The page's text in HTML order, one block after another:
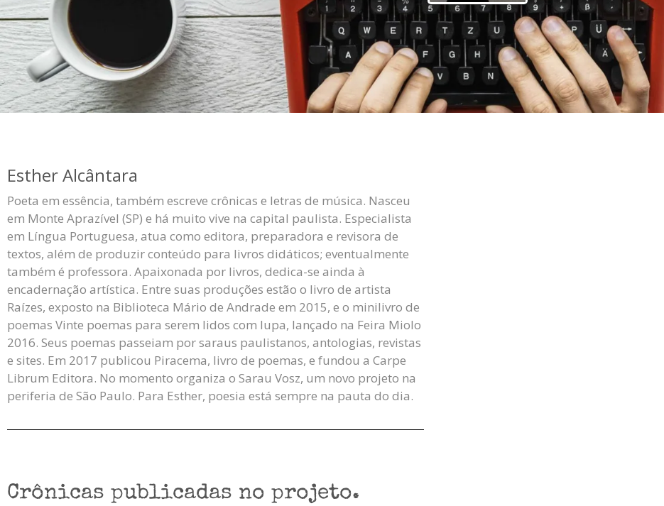
Esther Alcântara
Poeta em essência, também escreve crônicas e letras de música. Nasceu
em Monte Aprazível (SP) e há muito vive na capital paulista. Especialista
em Língua Portuguesa, atua como editora, preparadora e revisora de
textos, além de produzir conteúdo para livros didáticos; eventualmente
também é professora. Apaixonada por livros, dedica-se ainda à
encadernação artística. Entre suas produções estão o livro de artista
Raízes, exposto na Biblioteca Mário de Andrade em 2015, e o minilivro de
poemas Vinte poemas para serem lidos com lupa, lançado na Feira Miolo
2016. Seus poemas passeiam por saraus paulistanos, antologias, revistas
e sites. Em 2017 publicou Piracema, livro de poemas, e fundou a Carpe
Librum Editora. No momento organiza o Sarau Vosz, um novo projeto na
periferia de São Paulo. Para Esther, poesia está sempre na pauta do dia.
Crônicas publicadas no projeto.